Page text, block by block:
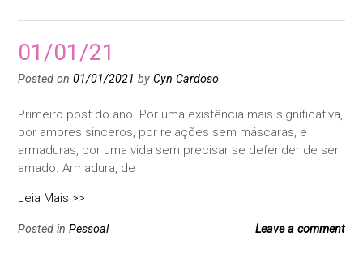
01/01/21
Posted on 01/01/2021 by Cyn Cardoso
Primeiro post do ano. Por uma existência mais significativa,
por amores sinceros, por relações sem máscaras, e
armaduras, por uma vida sem precisar se defender de ser
amado. Armadura, de
Leia Mais >>
Posted in Pessoal Leave a comment